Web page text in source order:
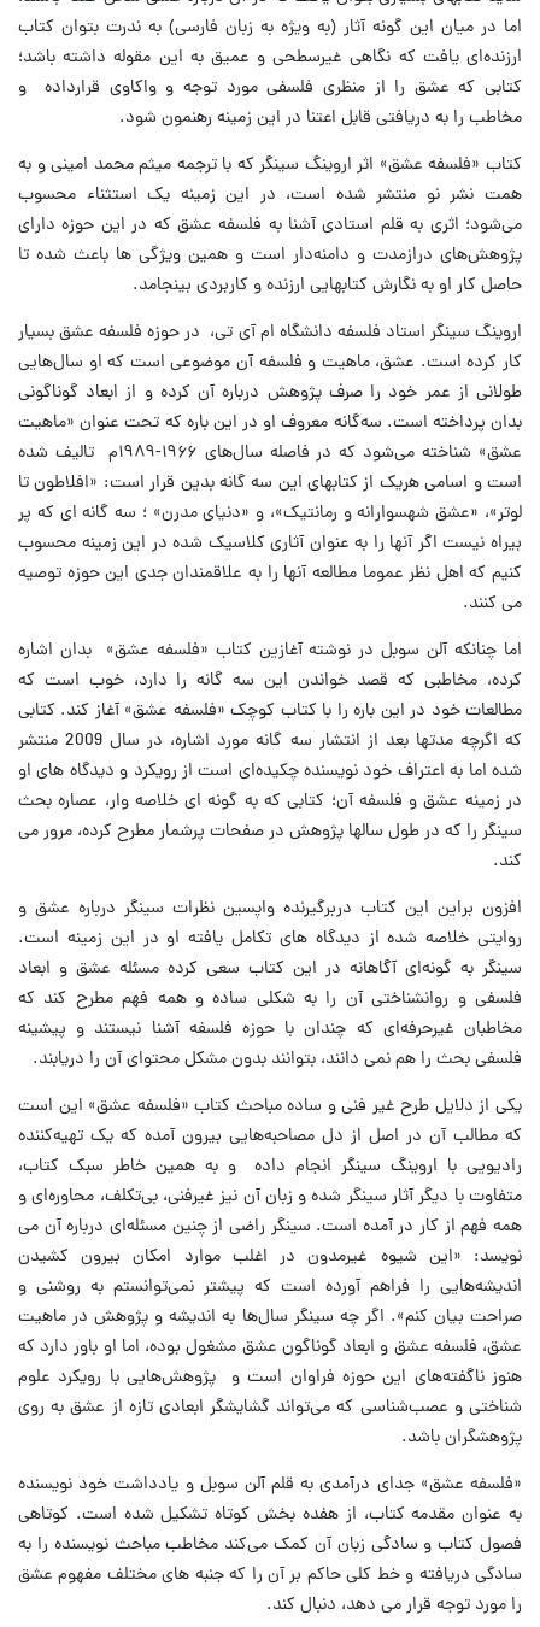
اما در میان این گونه آثار (به ویژه به زبان فارسی) به ندرت بتوان کتاب
ارزنده‌ای یافت که نگاهی غیرسطحی و عمیق به این مقوله داشته باشد؛
کتابی که عشق را از منظری فلسفی مورد توجه و واکاوی قرارداده و
مخاطب را به دریافتی قابل اعتنا در این زمینه رهنمون شود.
کتاب «فلسفه عشق» اثر اروینگ سینگر که با ترجمه میثم محمد امینی و به
همت نشر نو منتشر شده است، در این زمینه یک استثناء محسوب
می‌شود؛ اثری به قلم استادی آشنا به فلسفه عشق که در این حوزه دارای
پژوهش‌های درازمدت و دامنه‌دار است و همین ویژگی ها باعث شده تا
حاصل کار او به نگارش کتابهایی ارزنده و کاربردی بینجامد.
اروینگ سینگر استاد فلسفه دانشگاه ام آی تی، در حوزه فلسفه عشق بسیار
کار کرده است. عشق، ماهیت و فلسفه آن موضوعی است که او سال‌هایی
طولانی از عمر خود را صرف پژوهش درباره آن کرده و از ابعاد گوناگونی
بدان پرداخته است. سه‌گانه معروف او در این باره که تحت عنوان «ماهیت
عشق» شناخته می‌شود که در فاصله سال‌های ۱۹۶۶-۱۹۸۹م تالیف شده
است و اسامی هریک از کتابهای این سه گانه بدین قرار است: «افلاطون تا
لوتر»، «عشق شهسوارانه و رمانتیک»، و «دنیای مدرن» ؛ سه گانه ای که پر
بیراه نیست اگر آنها را به عنوان آثاری کلاسیک شده در این زمینه محسوب
کنیم که اهل نظر عموما مطالعه‌ آنها را به علاقمندان جدی این حوزه توصیه
می کنند.
اما چنانکه آلن سوبل در نوشته آغازین کتاب «فلسفه عشق» بدان اشاره
کرده، مخاطبی که قصد خواندن این سه گانه را دارد، خوب است که
مطالعات خود در این باره را با کتاب کوچک «فلسفه عشق» آغاز کند. کتابی
که اگرچه مدتها بعد از انتشار سه گانه مورد اشاره، در سال 2009 منتشر
شده اما به اعتراف خود نویسنده چکیده‌ای است از رویکرد و دیدگاه های او
در زمینه عشق و فلسفه آن؛ کتابی که به گونه ای خلاصه وار، عصاره بحث
سینگر را که در طول سالها پژوهش در صفحات پرشمار مطرح کرده، مرور می
کند.
افزون براین این کتاب دربرگیرنده واپسین نظرات سینگر درباره عشق و
روایتی خلاصه شده از دیدگاه های تکامل یافته او در این زمینه است.
سینگر به گونه‌ای آگاهانه در این کتاب سعی کرده مسئله عشق و ابعاد
فلسفی و روانشناختی آن را به شکلی ساده و همه فهم مطرح کند که
مخاطبان غیرحرفه‌ای که چندان با حوزه فلسفه آشنا نیستند و پیشینه
فلسفی بحث را هم نمی دانند، بتوانند بدون مشکل محتوای آن را دریابند.
یکی از دلایل طرح غیر فنی و ساده مباحث کتاب «فلسفه عشق» این است
که مطالب آن در اصل از دل مصاحبه‌هایی بیرون آمده که یک تهیه‌کننده
رادیویی با اروینگ سینگر انجام داده و به همین خاطر سبک کتاب،
متفاوت با دیگر آثار سینگر شده و زبان آن نیز غیرفنی، بی‌تکلف، محاوره‌ای و
همه فهم از کار در آمده است. سینگر راضی از چنین مسئله‌ای درباره آن می
نویسد: «این شیوه غیرمدون در اغلب موارد امکان بیرون کشیدن
اندیشه‌هایی را فراهم آورده است که پیشتر نمی‌توانستم به روشنی و
صراحت بیان کنم». اگر چه سینگر سال‌ها به اندیشه و پژوهش در ماهیت
عشق، فلسفه عشق و ابعاد گوناگون عشق مشغول بوده، اما او باور دارد که
هنوز ناگفته‌های این حوزه فراوان است و پژوهش‌هایی با رویکرد علوم
شناختی و عصب‌شناسی که می‌تواند گشایشگر ابعادی تازه از عشق به روی
پژوهشگران باشد.
«فلسفه عشق» جدای درآمدی به قلم آلن سوبل و یادداشت خود نویسنده
به عنوان مقدمه کتاب، از هفده بخش کوتاه تشکیل شده است. کوتاهی
فصول کتاب و سادگی زبان آن کمک می‌کند مخاطب مباحث نویسنده را به
سادگی دریافته و خط کلی حاکم بر آن را که جنبه های مختلف مفهوم عشق
را مورد توجه قرار می دهد، دنبال کند.